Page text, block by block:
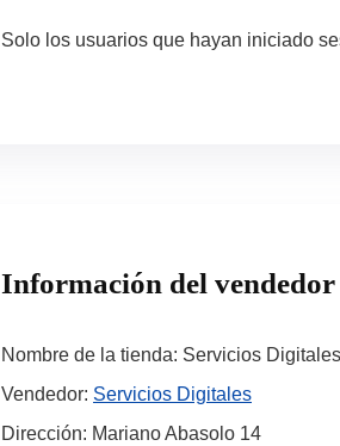
Solo los usuarios que hayan iniciado
Información del vendedor
Nombre de la tienda: Servicios Digitales
Vendedor: Servicios Digitales
Dirección: Mariano Abasolo 14